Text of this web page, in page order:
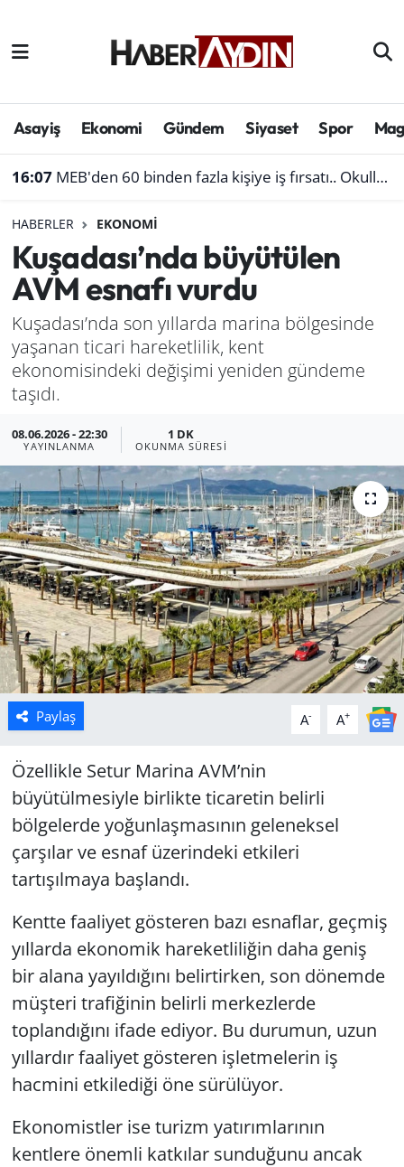
Asayiş Ekonomi Gündem Siyaset Spor
16:07 MEB'den 60 binden fazla kişiye iş fırsatı.. Okullara personel alınacak
HABERLER EKONOMI
Kuşadası’nda büyütülen
AVM esnafı vurdu
Kuşadası’nda son yıllarda marina bölgesinde
yaşanan ticari hareketlilik, kent
ekonomisindeki değişimi yeniden gündeme
taşıdı.
08.06.2026 - 22:30
YAYINLANMA
1 DK
OKUNMA SÜRESI
Paylaş A- A+
Özellikle Setur Marina AVM’nin
büyütülmesiyle birlikte ticaretin belirli
bölgelerde yoğunlaşmasının geleneksel
çarşılar ve esnaf üzerindeki etkileri
tartışılmaya başlandı.
Kentte faaliyet gösteren bazı esnaflar, geçmiş
yıllarda ekonomik hareketliliğin daha geniş
bir alana yayıldığını belirtirken, son dönemde
müşteri trafiğinin belirli merkezlerde
toplandığını ifade ediyor. Bu durumun, uzun
yıllardır faaliyet gösteren işletmelerin iş
hacmini etkilediği öne sürülüyor.
Ekonomistler ise turizm yatırımlarının
kentlere önemli katkılar sunduğunu ancak
Afyonkarahisar
Çevre
Genel
Haber
Izmir
Kütahya
Manisa
Muğla
Politika
Uşak
Aydın Hava Durumu
Süper Lig Puan Durumu ve Fikstür
Son Dakika Haberleri
Haber Arşivi